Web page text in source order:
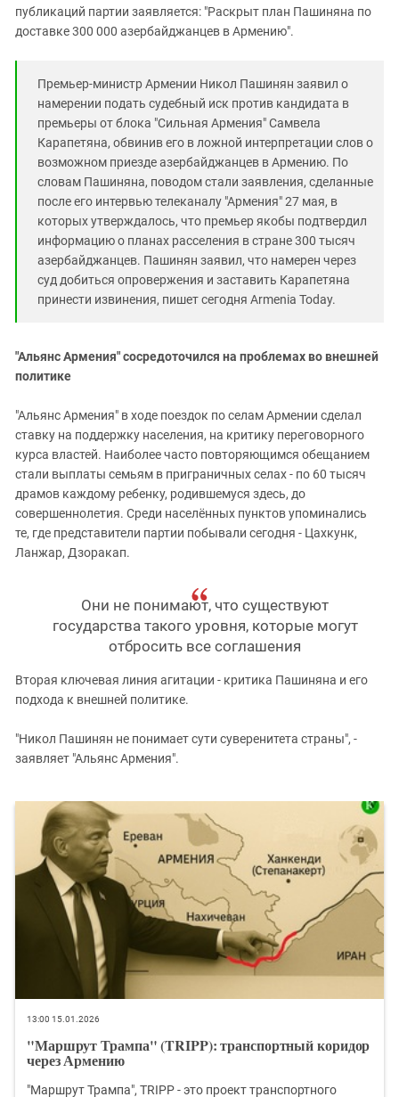
публикаций партии заявляется: "Раскрыт план Пашиняна по
доставке 300 000 азербайджанцев в Армению".
Премьер-министр Армении Никол Пашинян заявил о
намерении подать судебный иск против кандидата в
премьеры от блока "Сильная Армения" Самвела
Карапетяна, обвинив его в ложной интерпретации слов о
возможном приезде азербайджанцев в Армению. По
словам Пашиняна, поводом стали заявления, сделанные
после его интервью телеканалу "Армения" 27 мая, в
которых утверждалось, что премьер якобы подтвердил
информацию о планах расселения в стране 300 тысяч
азербайджанцев. Пашинян заявил, что намерен через
суд добиться опровержения и заставить Карапетяна
принести извинения, пишет сегодня Armenia Today.
"Альянс Армения" сосредоточился на проблемах во внешней
политике
"Альянс Армения" в ходе поездок по селам Армении сделал
ставку на поддержку населения, на критику переговорного
курса властей. Наиболее часто повторяющимся обещанием
стали выплаты семьям в приграничных селах - по 60 тысяч
драмов каждому ребенку, родившемуся здесь, до
совершеннолетия. Среди населённых пунктов упоминались
те, где представители партии побывали сегодня - Цахкунк,
Ланжар, Дзоракап.
Они не понимают, что существуют
государства такого уровня, которые могут
отбросить все соглашения
Вторая ключевая линия агитации - критика Пашиняна и его
подхода к внешней политике.
"Никол Пашинян не понимает сути суверенитета страны", -
заявляет "Альянс Армения".
13:00 15.01.2026
"Маршрут Трампа" (TRIPP): транспортный коридор
через Армению
"Маршрут Трампа", TRIPP - это проект транспортного